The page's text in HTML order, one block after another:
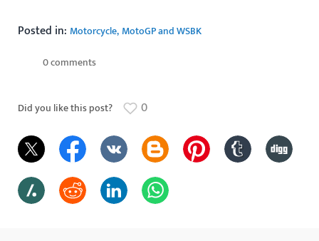
Posted in: Motorcycle MotoGP and WSBK
0 comments
Did you like this post? 0